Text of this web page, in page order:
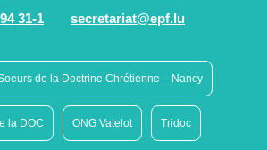
31-1
secretariat@epf.lu
de la Doctrine Chrétienne – Nancy
la DOC ONG Vatelot Tridoc